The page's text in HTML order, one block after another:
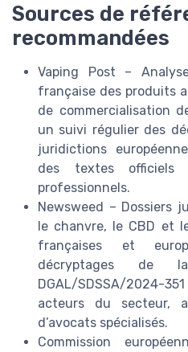
Sources de
recommandées
Vaping Post –
française des produits
de commercialisation
un suivi régulier des
juridictions
des textes
professionnels.
Newsweed – Dossiers
le chanvre, le CBD et
françaises et
décryptages de
DGAL/SDSSA/2024-
acteurs du secteur,
d’avocats spécialisés.
Commission